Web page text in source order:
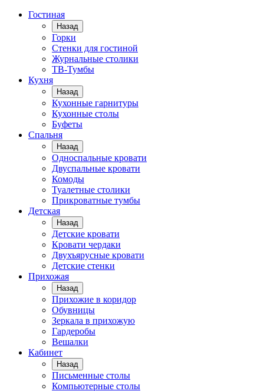
Гостиная
Назад
Горки
Стенки для гостиной
Журнальные столики
TВ-Тумбы
Кухня
Назад
Кухонные гарнитуры
Кухонные столы
Буфеты
Спальня
Назад
Односпальные кровати
Двуспальные кровати
Комоды
Туалетные столики
Прикроватные тумбы
Детская
Назад
Детские кровати
Кровати чердаки
Двухъярусные кровати
Детские стенки
Прихожая
Назад
Прихожие в коридор
Обувницы
Зеркала в прихожую
Гардеробы
Вешалки
Кабинет
Назад
Письменные столы
Компьютерные столы